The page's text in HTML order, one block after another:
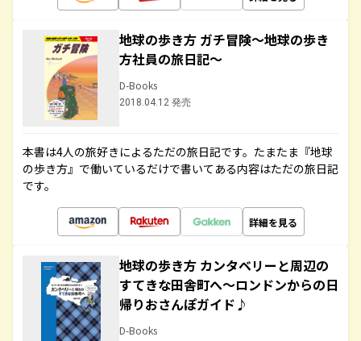
地球の歩き方 ガチ冒険～地球の歩き
方社員の旅日記～
D-Books
2018.04.12 発売
本書は4人の旅好きによるただの旅日記です。たまたま『地球
の歩き方』で働いているだけで書いてある内容はただの旅日記
です。
詳細を見る
地球の歩き方 カンタベリーと周辺の
すてきな田舎町へ～ロンドンからの日
帰りおさんぽガイド♪
D-Books